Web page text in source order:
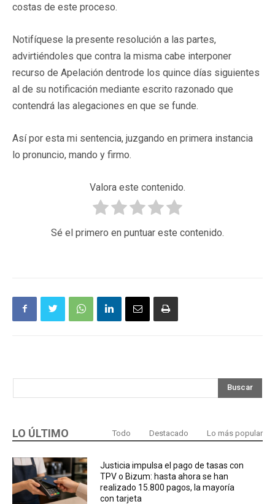
costas de este proceso.
Notifíquese la presente resolución a las partes,
advirtiéndoles que contra la misma cabe interponer
recurso de Apelación dentrode los quince días siguientes
al de su notificación mediante escrito razonado que
contendrá las alegaciones en que se funde.
Así por esta mi sentencia, juzgando en primera instancia
lo pronuncio, mando y firmo.
Valora este contenido.
Sé el primero en puntuar este contenido.
Buscar
LO ÚLTIMO Todo Destacado Lo más popular
Justicia impulsa el pago de tasas con
TPV o Bizum: hasta ahora se han
realizado 15.800 pagos, la mayoría
con tarjeta